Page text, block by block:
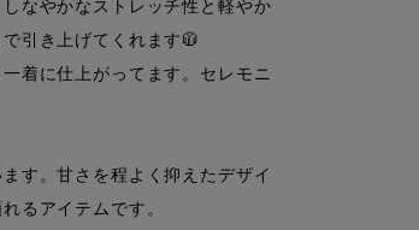
なやかなストレッチ性と軽やか
引き上げてくれます🧥
着に仕上がってます。セレモニ
す。甘さを程よく抑えたデザイ
るアイテムです。